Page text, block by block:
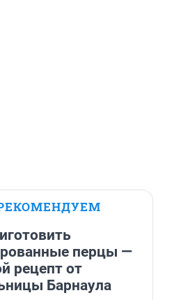
перцы —
рецепт от
Барнаула